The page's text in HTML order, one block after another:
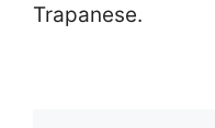
Trapanese.